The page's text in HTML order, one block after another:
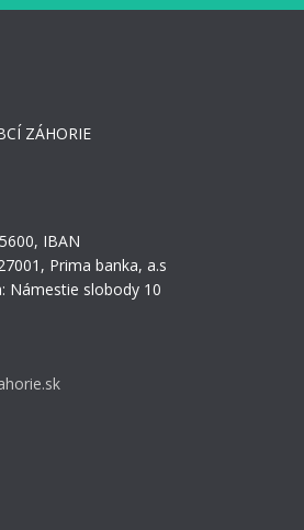
ZÁHORIE
IBAN
Prima banka, a.s
Námestie slobody 10